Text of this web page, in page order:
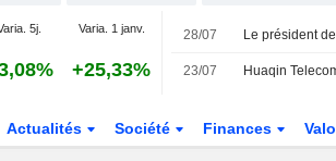
5j. Varia. 1 janv.
+25,33%
28/07 Le président
23/07
Actualités Société Finances